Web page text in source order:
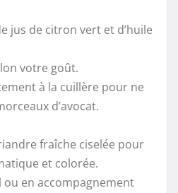
jus de citron vert et d’huile
votre goût.
à la cuillère pour ne
d’avocat.
fraîche ciselée pour
et colorée.
ou en accompagnement